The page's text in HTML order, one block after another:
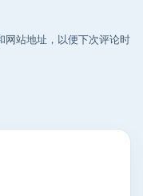
网站地址，以便下次评论时